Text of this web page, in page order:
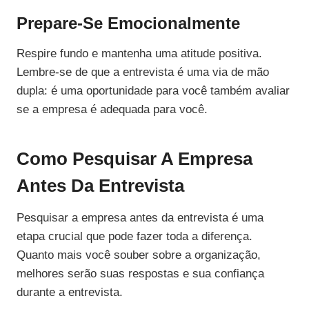
Prepare-Se Emocionalmente
Respire fundo e mantenha uma atitude positiva.
Lembre-se de que a entrevista é uma via de mão
dupla: é uma oportunidade para você também avaliar
se a empresa é adequada para você.
Como Pesquisar A Empresa
Antes Da Entrevista
Pesquisar a empresa antes da entrevista é uma
etapa crucial que pode fazer toda a diferença.
Quanto mais você souber sobre a organização,
melhores serão suas respostas e sua confiança
durante a entrevista.